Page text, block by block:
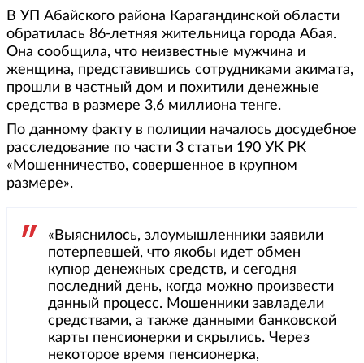
В УП Абайского района Карагандинской области
обратилась 86-летняя жительница города Абая.
Она сообщила, что неизвестные мужчина и
женщина, представившись сотрудниками акимата,
прошли в частный дом и похитили денежные
средства в размере 3,6 миллиона тенге.
По данному факту в полиции началось досудебное
расследование по части 3 статьи 190 УК РК
«Мошенничество, совершенное в крупном
размере».
«Выяснилось, злоумышленники заявили
потерпевшей, что якобы идет обмен
купюр денежных средств, и сегодня
последний день, когда можно произвести
данный процесс. Мошенники завладели
средствами, а также данными банковской
карты пенсионерки и скрылись. Через
некоторое время пенсионерка,